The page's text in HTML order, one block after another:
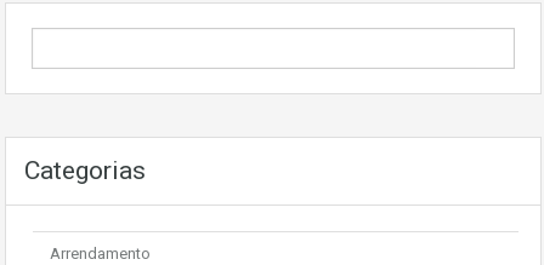
Categorias
Arrendamento